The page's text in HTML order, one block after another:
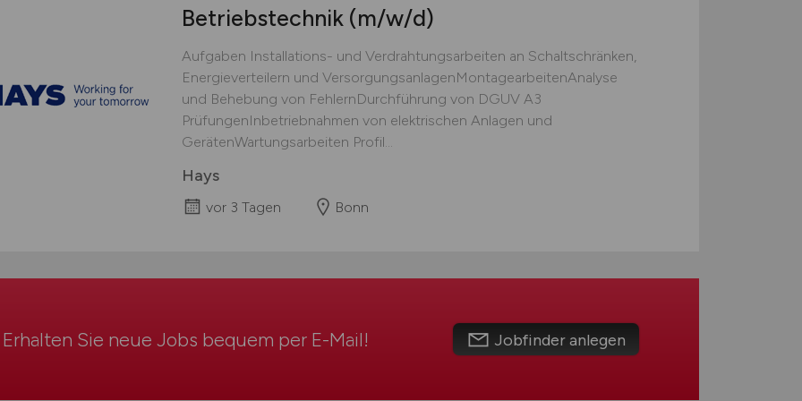
Betriebstechnik (m/w/d)
Aufgaben Installations- und Verdrahtungsarbeiten an Schaltschränken,
Energieverteilern und VersorgungsanlagenMontagearbeitenAnalyse
und Behebung von FehlernDurchführung von DGUV A3
PrüfungenInbetriebnahmen von elektrischen Anlagen und
GerätenWartungsarbeiten Profil...
Hays
vor 3 Tagen Bonn
Erhalten Sie neue Jobs bequem per E-Mail! Jobfinder anlegen